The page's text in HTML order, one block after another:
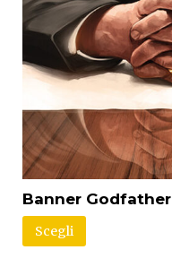
Banner Godfather
Scegli